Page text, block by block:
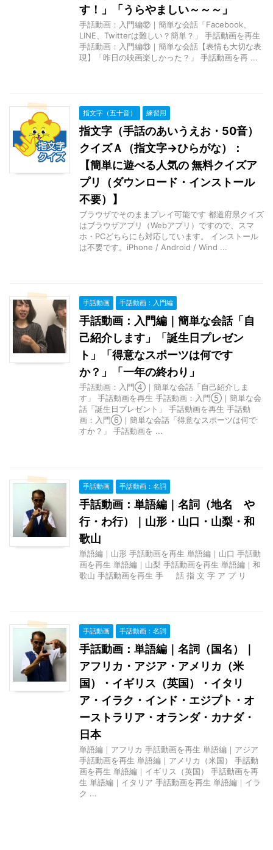
す！」「うらやましい～～～」
手話動画：入門編⑫｜簡単な会話「Facebook、
LINE、Twitterは難しい？簡単？」 手話動画を再生
手話動画：入門編⑬｜簡単な会話【表情も大切な表
現】「昨日の映画楽しかった？」 手話動画を再 ...
指文字（五十音） 練習用
指文字（手話のあいうえお・50音）
クイズＡ（指文字→ひらがな）：
【簡単に遊べる人気の 無料クイズア
プリ（ダウンロード・インストール
不要）】
ブラウザでそのままプレイ可能です 都道府県クイズ
はブラウザアプリ（Webアプリ）ですので、スマ
ホ・PCどちらにも対応しています。 インストール
は不要です。iPhone / Android / Wind ...
手話動画 手話動画：入門編
手話動画：入門編｜簡単な会話「自
己紹介します」「誕生日プレゼン
ト」「得意なスポーツは何です
か？」「一年の終わり」
手話動画：入門④｜簡単な会話「自己紹介しま
す」 手話動画を再生 手話動画：入門⑤｜簡単な会
話「誕生日プレゼント」 手話動画を再生 手話動
画：入門⑥｜簡単な会話「得意なスポーツは何で
すか？」 手話動画を ...
手話動画 手話動画：名詞
手話動画：単語編｜名詞（地名 や
行・わ行）｜山形・山口・山梨・和
歌山
単語編｜山形 手話動画を再生 単語編｜山口 手話動
画を再生 単語編｜山梨 手話動画を再生 単語編｜和
歌山 手話動画を再生 手 話 指 文 字 ア プ リ
手話動画 手話動画：名詞
手話動画：単語編｜名詞（国名）｜
アフリカ・アジア・アメリカ（米
国）・イギリス（英国）・イタリ
ア・イラク・インド・エジプト・オ
ーストラリア・オランダ・カナダ・
日本
単語編｜アフリカ 手話動画を再生 単語編｜アジア
手話動画を再生 単語編｜アメリカ（米国） 手話動
画を再生 単語編｜イギリス（英国） 手話動画を再
生 単語編｜イタリア 手話動画を再生 単語編｜イラ
ク ...